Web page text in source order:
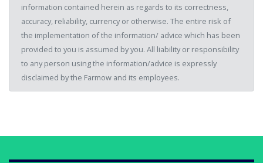
information contained herein as regards to its correctness,
accuracy, reliability, currency or otherwise. The entire risk of
the implementation of the information/ advice which has been
provided to you is assumed by you. All liability or responsibility
to any person using the information/advice is expressly
disclaimed by the Farmow and its employees.